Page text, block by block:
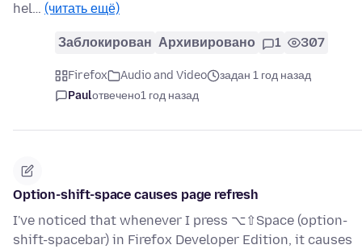
hel… (читать ещё)
Заблокирован Архивировано 1 307
Firefox Audio and Video
задан 1 год назад
Paulотвечено1 год назад
Option-shift-space causes page refresh
I've noticed that whenever I press ⌥⇧Space (option-
shift-spacebar) in Firefox Developer Edition, it causes